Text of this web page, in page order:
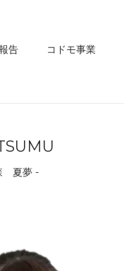
告 コドモ事業
夏夢 -